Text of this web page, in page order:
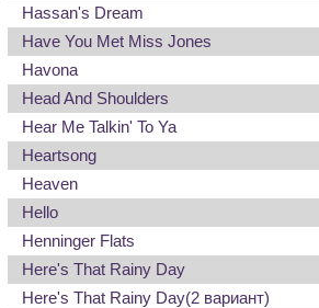
Hassan's Dream
Have You Met Miss Jones
Havona
Head And Shoulders
Hear Me Talkin' To Ya
Heartsong
Heaven
Hello
Henninger Flats
Here's That Rainy Day
Here's That Rainy Day(2 вариант)